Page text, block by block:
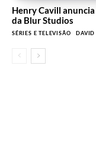
Henry Cavill
da Blur Studios
SÉRIES E TELEVISÃO DAVID